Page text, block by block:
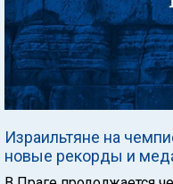
Израильтяне на
новые рекорды и